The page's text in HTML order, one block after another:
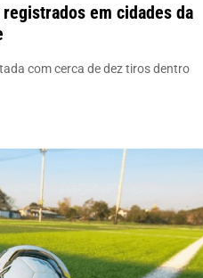
em cidades da
com cerca de dez tiros dentro